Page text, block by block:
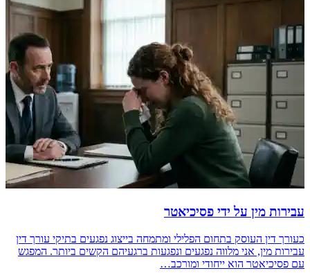
עבירות מין על ידי פסיכיאטר
כעורך דין העוסק בתחום הפלילי ומתמחה בייצוג נפגעים בתיקי עורך דין
עבירות מין, אני מלווה נפגעים ונפגעות ברגעיהם הקשים ביותר. המפגש
עם פסיכיאטר הוא ייחודי ומורכב…